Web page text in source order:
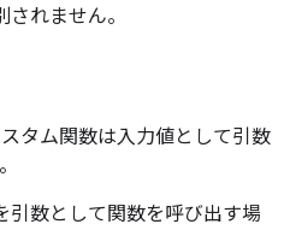
れません。
タム関数は入力値として引数
引数として関数を呼び出す場